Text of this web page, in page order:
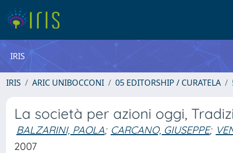
IRIS
IRIS ARIC UNIBOCCONI 05 EDITORSHIP / CURATELA
La società per azioni oggi,
BALZARINI, PAOLA; CARCANO, GIUSEPPE;
2007